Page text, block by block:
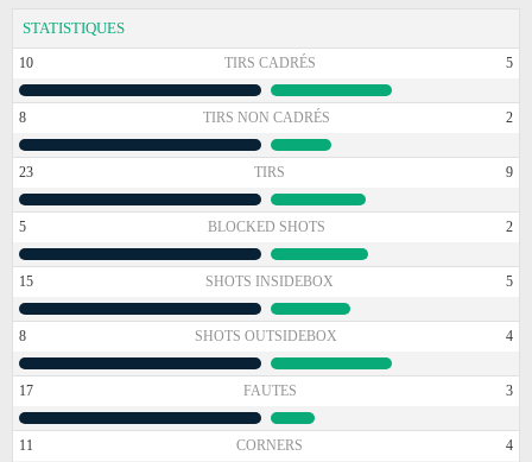
STATISTIQUES
10 TIRS CADRÉS 5
8 TIRS NON CADRÉS 2
23 TIRS 9
5 BLOCKED SHOTS 2
15 SHOTS INSIDEBOX 5
8 SHOTS OUTSIDEBOX 4
17 FAUTES 3
11 CORNERS 4